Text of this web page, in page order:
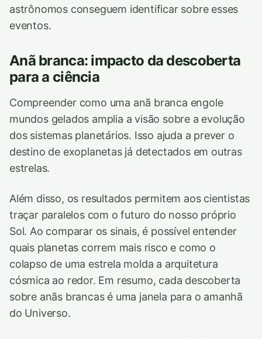
astrônomos conseguem identificar sobre esses
eventos.
Anã branca: impacto da descoberta
para a ciência
Compreender como uma anã branca engole
mundos gelados amplia a visão sobre a evolução
dos sistemas planetários. Isso ajuda a prever o
destino de exoplanetas já detectados em outras
estrelas.
Além disso, os resultados permitem aos cientistas
traçar paralelos com o futuro do nosso próprio
Sol. Ao comparar os sinais, é possível entender
quais planetas correm mais risco e como o
colapso de uma estrela molda a arquitetura
cósmica ao redor. Em resumo, cada descoberta
sobre anãs brancas é uma janela para o amanhã
do Universo.